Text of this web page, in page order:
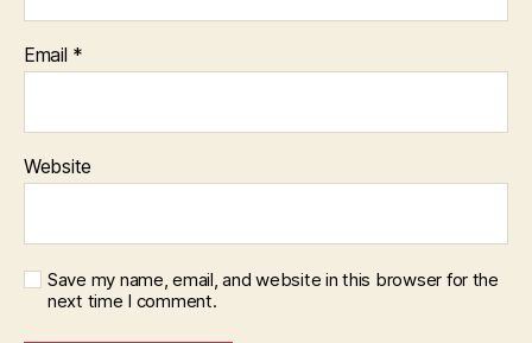
Email *
Website
Save my name, email, and website in this browser for the
next time I comment.